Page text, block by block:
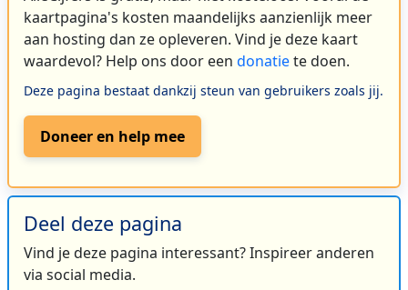
kaartpagina's kosten maandelijks aanzienlijk meer
aan hosting dan ze opleveren. Vind je deze kaart
waardevol? Help ons door een donatiete doen.
Deze pagina bestaat dankzij steun van gebruikers zoals jij.
Doneer en help mee
Deel deze pagina
Vind je deze pagina interessant? Inspireer anderen
via social media.